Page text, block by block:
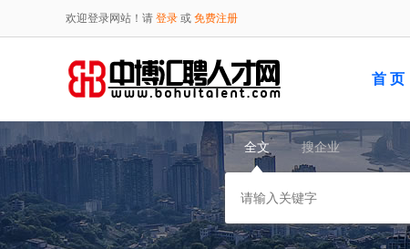
欢迎登录网站！请 登录 或 免费注册
首 页
全文 搜企业